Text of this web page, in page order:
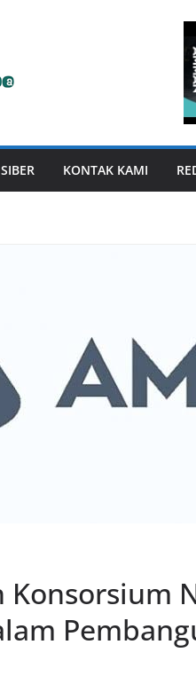
KONTAK KAMI